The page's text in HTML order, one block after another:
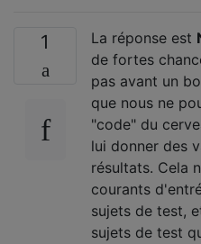
1 La réponse est
de fortes
pas avant un
que nous ne
"code" du
lui donner des
résultats. Cela
courants
sujets de test,
sujets de test